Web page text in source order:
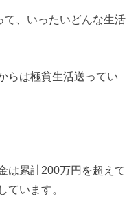
て、いったいどんな生活
らは極貧生活送ってい
は累計200万円を超えて
ています。